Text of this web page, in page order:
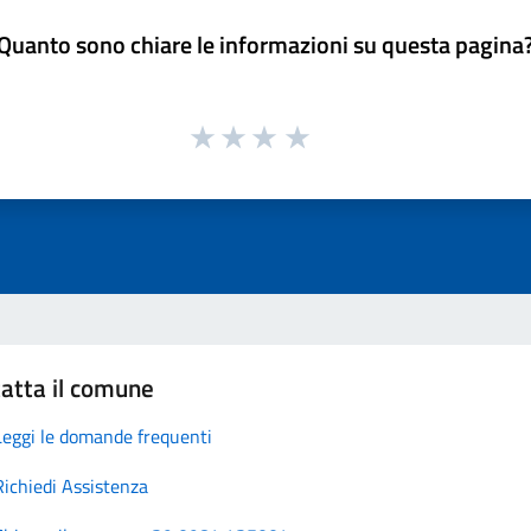
sono chiare le informazioni su questa
il comune
le domande frequenti
Assistenza